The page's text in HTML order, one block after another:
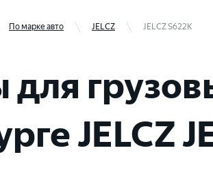
По марке авто JELCZ JELCZ S622K
JELCZ